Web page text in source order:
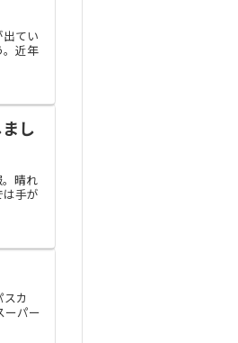
てい
。近年
し
晴れ
手が
カ
ーパー